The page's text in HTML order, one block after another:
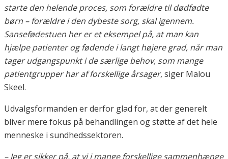
starte den helende proces, som forældre til dødfødte
børn – forældre i den dybeste sorg, skal igennem.
Sansefødestuen her er et eksempel på, at man kan
hjælpe patienter og fødende i langt højere grad, når man
tager udgangspunkt i de særlige behov, som mange
patientgrupper har af forskellige årsager, siger Malou
Skeel.
Udvalgsformanden er derfor glad for, at der generelt
bliver mere fokus på behandlingen og støtte af det hele
menneske i sundhedssektoren.
– Jeg er sikker på, at vi i mange forskellige sammenhænge